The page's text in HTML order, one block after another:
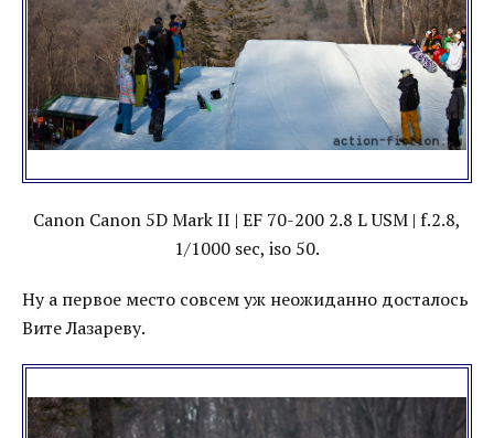
Canon Canon 5D Mark II | EF 70-200 2.8 L USM | f.2.8,
1/1000 sec, iso 50.
Ну а первое место совсем уж неожиданно досталось
Вите Лазареву.